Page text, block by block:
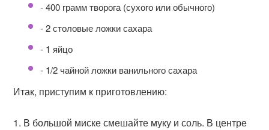
- 400 грамм творога (сухого или обычного)
- 2 столовые ложки сахара
- 1 яйцо
- 1/2 чайной ложки ванильного сахара
Итак, приступим к приготовлению:
В большой миске смешайте муку и соль. В центре